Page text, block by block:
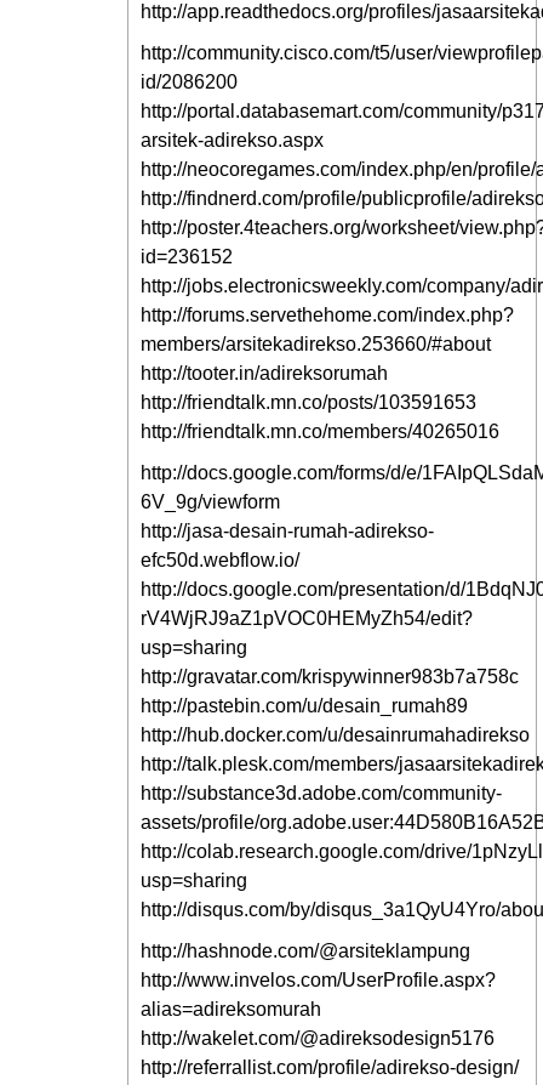
http://app.readthedocs.org/profiles/
http://community.cisco.com/t5/user/
id/2086200
http://portal.databasemart.com/community/
arsitek-adirekso.aspx
http://neocoregames.com/index.php/en/
http://findnerd.com/profile/publicprofile/
http://poster.4teachers.org/worksheet/
id=236152
http://jobs.electronicsweekly.com/company/
http://forums.servethehome.com/index.php?
members/arsitekadirekso.253660/#about
http://tooter.in/adireksorumah
http://friendtalk.mn.co/posts/103591653
http://friendtalk.mn.co/members/40265016
http://docs.google.com/forms/d/e/
6V_9g/viewform
http://jasa-desain-rumah-adirekso-
efc50d.webflow.io/
http://docs.google.com/presentation/d/
rV4WjRJ9aZ1pVOC0HEMyZh54/edit?
usp=sharing
http://gravatar.com/krispywinner983b7a758c
http://pastebin.com/u/desain_rumah89
http://hub.docker.com/u/desainrumahadirekso
http://talk.plesk.com/members/
http://substance3d.adobe.com/community-
assets/profile/
http://colab.research.google.com/drive/
usp=sharing
http://disqus.com/by/disqus_3a1QyU4Yro/
http://hashnode.com/@arsiteklampung
http://www.invelos.com/UserProfile.aspx?
alias=adireksomurah
http://wakelet.com/@adireksodesign5176
http://referrallist.com/profile/adirekso-design/